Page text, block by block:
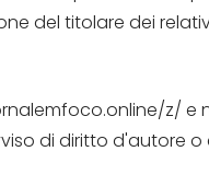
del titolare dei
z/ e
di diritto d'autore o